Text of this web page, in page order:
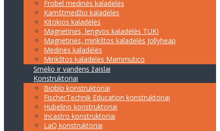
Frobel medinės kaladėlės
Kamštmedžio kaladėlės
Kitokios kaladėlės
Magnetinės, lengvos kaladėlės TUKI
Magnetinės, minkštos kaladėlės Jollyheap
Medinės kaladėlės
Minkštos kaladėlės Mammutico
Smėlio ir vandens žaislai
Konstruktoriai
Bioblo konstruktoriai
FischerTechnik Education konstruktoriai
Hubelino konstruktoriai
Incastro konstruktoriai
LaQ konstruktoriai